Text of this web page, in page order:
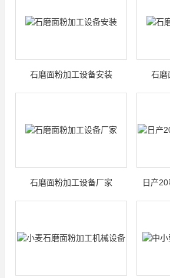
石磨面粉加工设备安装 石磨
石磨面粉加工设备厂家 日产